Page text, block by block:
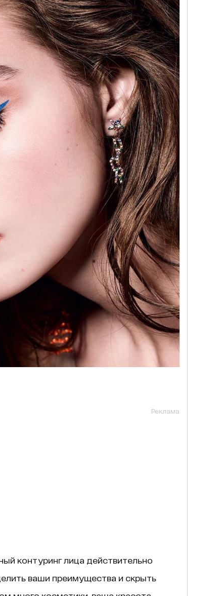
Реклама
контуринг лица действительно
ваши преимущества и скрыть